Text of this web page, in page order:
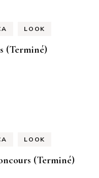
LOOK
(Terminé)
LOOK
(Terminé)